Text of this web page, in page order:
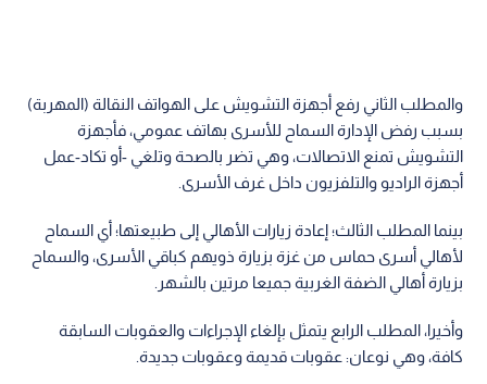
والمطلب الثاني رفع أجهزة التشويش على الهواتف النقالة (المهربة)
بسبب رفض الإدارة السماح للأسرى بهاتف عمومي، فأجهزة
التشويش تمنع الاتصالات، وهي تضر بالصحة وتلغي -أو تكاد-عمل
أجهزة الراديو والتلفزيون داخل غرف الأسرى.
بينما المطلب الثالث؛ إعادة زيارات الأهالي إلى طبيعتها؛ أي السماح
لأهالي أسرى حماس من غزة بزيارة ذويهم كباقي الأسرى، والسماح
بزيارة أهالي الضفة الغربية جميعا مرتين بالشهر.
وأخيرا، المطلب الرابع يتمثل بإلغاء الإجراءات والعقوبات السابقة
كافة، وهي نوعان: عقوبات قديمة وعقوبات جديدة.